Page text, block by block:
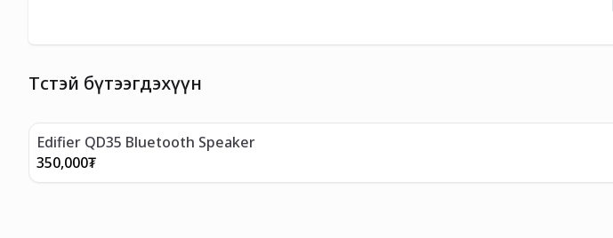
Төстэй бүтээгдэхүүн
Edifier QD35 Bluetooth Speaker
350,000₮